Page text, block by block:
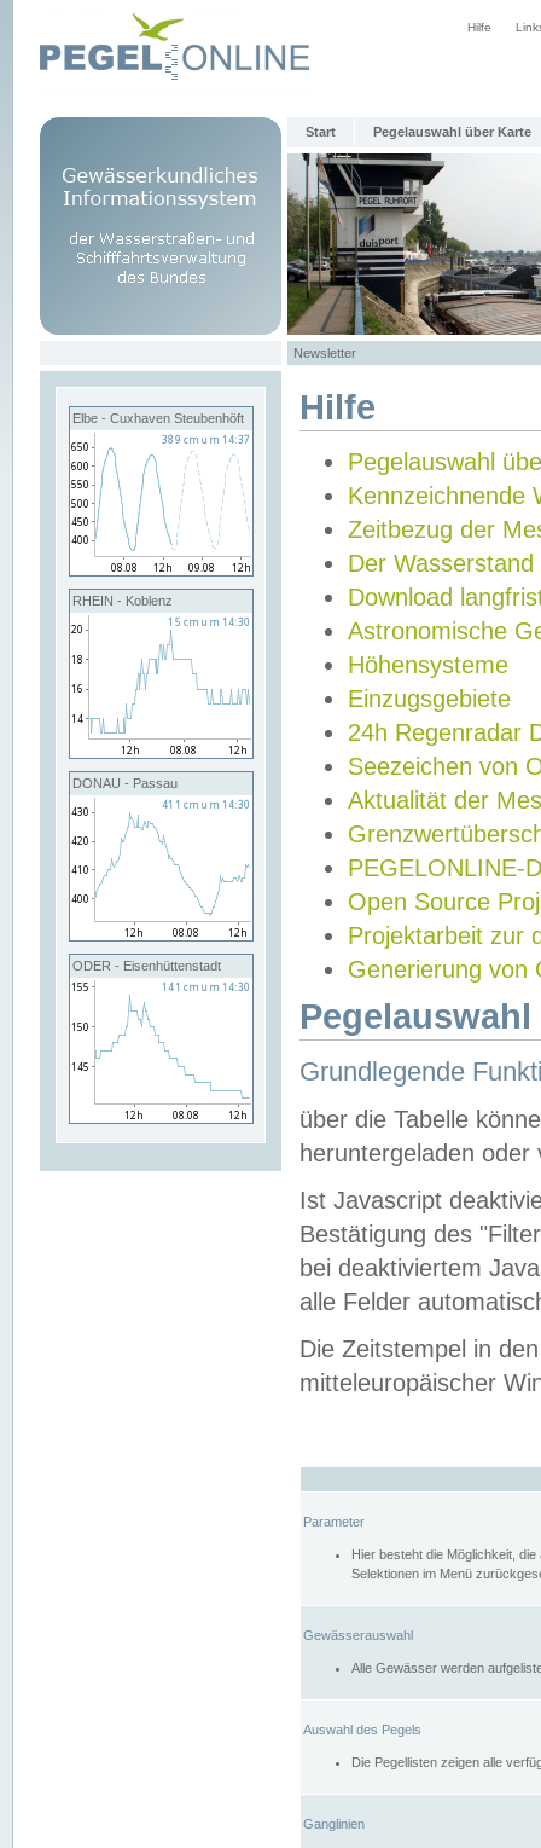
Hilfe
Start Pegelauswahl über Karte
Newsletter
Elbe - Cuxhaven Steubenhöft
RHEIN - Koblenz
DONAU - Passau
ODER - Eisenhüttenstadt
Hilfe
Pegelauswahl
Kennzeichnende
Zeitbezug der
Der Wasserstand
Download
Astronomische
Höhensysteme
Einzugsgebiete
24h Regenradar
Seezeichen von
Aktualität der
PEGELONLINE-
Open Source
Projektarbeit zur
Generierung von
Grundlegende
über die Tabelle
heruntergeladen oder
Ist Javascript
Bestätigung des
bei deaktiviertem
alle Felder
Die Zeitstempel in
mitteleuropäischer
Parameter
Hier besteht die Möglichkeit,
Selektionen im Menü
Gewässerauswahl
Alle Gewässer werden
Auswahl des Pegels
Die Pegellisten zeigen alle
Ganglinien